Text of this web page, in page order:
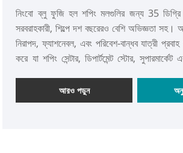
নিংবো ব্লু ফুজি হল শপিং মলগুলির জন্য 35 ডিগ্রি
সরবরাহকারী, শিল্পে দশ বছরেরও বেশি অভিজ্ঞতা সহ।
নিরাপদ, ফ্যাশনেবল, এবং পরিবেশ-বান্ধব যাত্রী
করে যা শপিং সেন্টার, ডিপার্টমেন্ট স্টোর,
অবদান রাখে। আমাদের গ্রাহকদের কাছ থেকে ইতিবাচক
35 ডিগ্রি এসকেলেটরগুলি দক্ষিণ-পূর্ব এশিয়া এবং
আরও পড়ুন